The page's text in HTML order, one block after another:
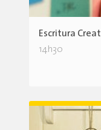
Escritura
14h30